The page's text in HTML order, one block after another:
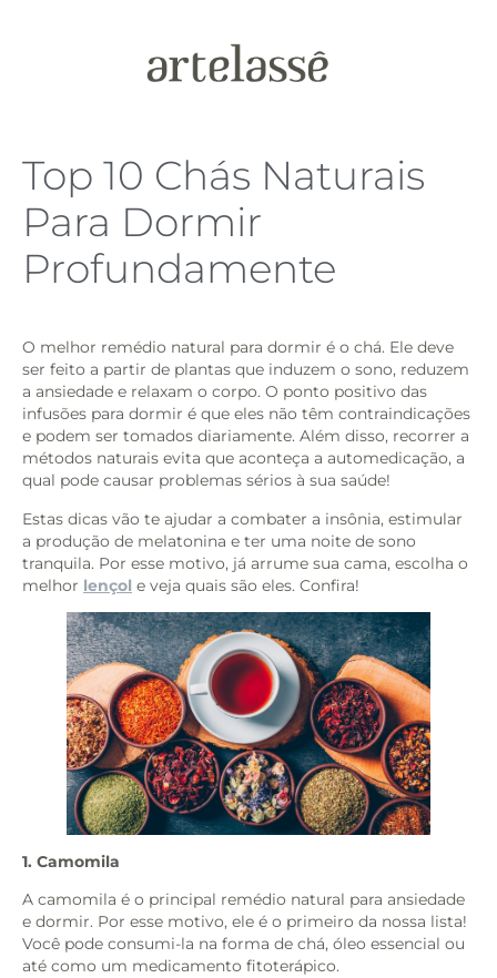
Top 10 Chás Naturais
Para Dormir
Profundamente
O melhor remédio natural para dormir é o chá. Ele deve
ser feito a partir de plantas que induzem o sono, reduzem
a ansiedade e relaxam o corpo. O ponto positivo das
infusões para dormir é que eles não têm contraindicações
e podem ser tomados diariamente. Além disso, recorrer a
métodos naturais evita que aconteça a automedicação, a
qual pode causar problemas sérios à sua saúde!
Estas dicas vão te ajudar a combater a insônia, estimular
a produção de melatonina e ter uma noite de sono
tranquila. Por esse motivo, já arrume sua cama, escolha o
melhor lençol e veja quais são eles. Confira!
1. Camomila
A camomila é o principal remédio natural para ansiedade
e dormir. Por esse motivo, ele é o primeiro da nossa lista!
Você pode consumi-la na forma de chá, óleo essencial ou
até como um medicamento fitoterápico.